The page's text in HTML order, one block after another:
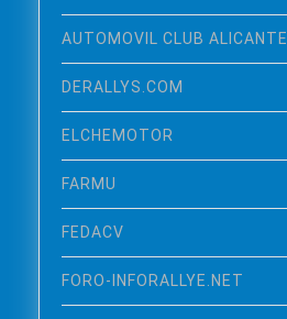
AUTOMOVIL CLUB ALICANTE
DERALLYS.COM
ELCHEMOTOR
FARMU
FEDACV
FORO-INFORALLYE.NET